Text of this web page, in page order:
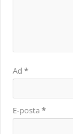
Ad *
E-posta *